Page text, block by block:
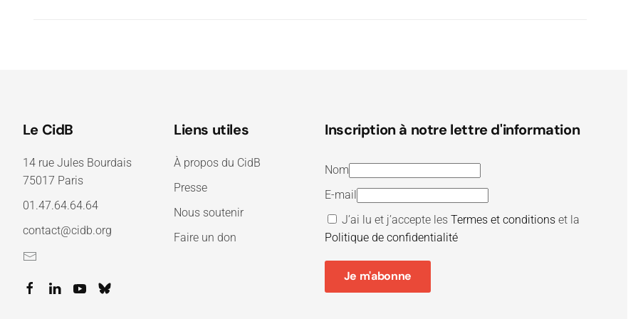
Le CidB
14 rue Jules Bourdais
75017 Paris
01.47.64.64.64
contact@cidb.org
Liens utiles
À propos du CidB
Presse
Nous soutenir
Faire un don
Inscription à notre lettre d'information
Nom
E-mail
J’ai lu et j’accepte lesTermes et conditions et la
Politique de confidentialité
Je m'abonne